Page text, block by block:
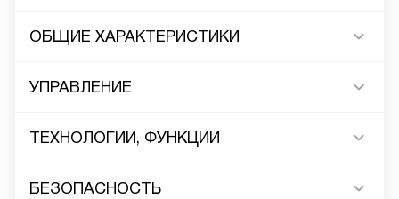
ОБЩИЕ ХАРАКТЕРИСТИКИ
УПРАВЛЕНИЕ
ТЕХНОЛОГИИ, ФУНКЦИИ
БЕЗОПАСНОСТЬ